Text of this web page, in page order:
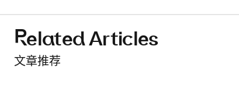
Related Articles
文章推荐